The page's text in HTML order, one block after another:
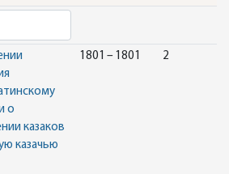
о
казаков
казачью
1801 – 1801 2